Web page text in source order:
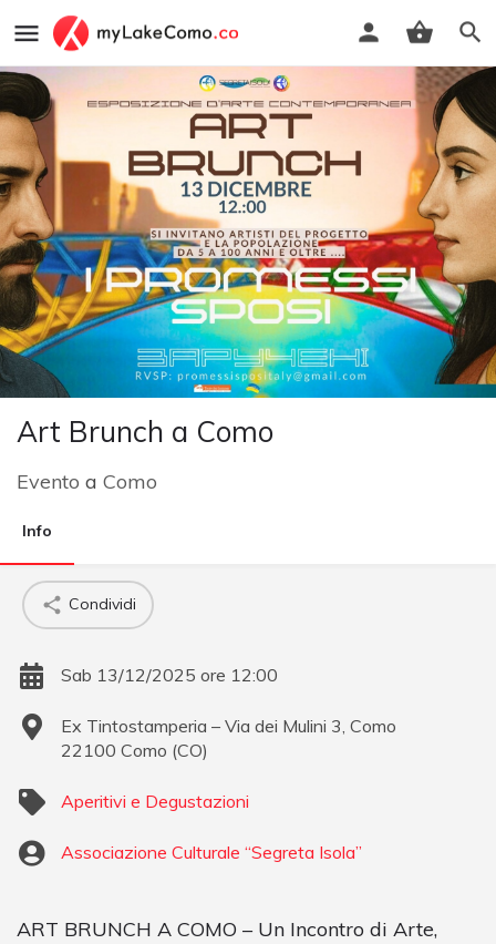
Art Brunch a Como
Evento a Como
Info
Condividi
Sab 13/12/2025 ore 12:00
Ex Tintostamperia – Via dei Mulini 3, Como
22100 Como (CO)
Aperitivi e Degustazioni
Associazione Culturale “Segreta Isola”
ART BRUNCH A COMO – Un Incontro di Arte,